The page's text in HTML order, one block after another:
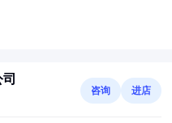
咨询 进店